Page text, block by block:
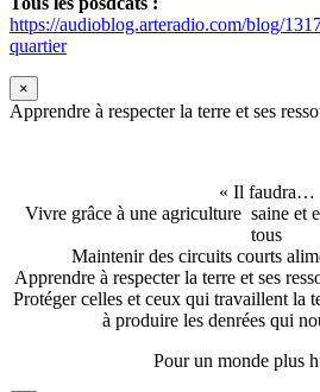
https://audioblog.arteradio.com/blog/
quartier
×
Apprendre à respecter la terre et ses
« Il faudra…
Vivre grâce à une agriculture saine et
tous
Maintenir des circuits courts
Apprendre à respecter la terre et ses
Protéger celles et ceux qui travaillent la
à produire les denrées qui
Pour un monde plus